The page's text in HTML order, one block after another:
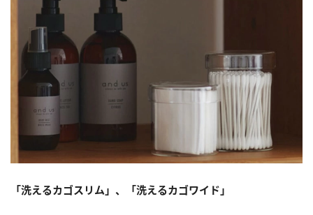
「洗えるカゴスリム」、「洗えるカゴワイド」